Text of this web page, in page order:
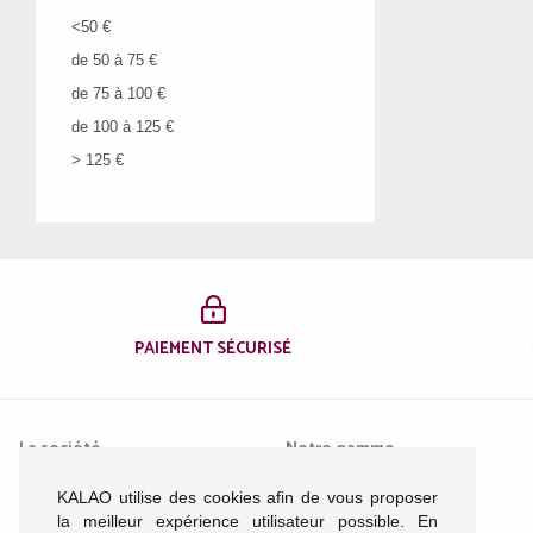
KALAO utilise des cookies afin de vous proposer
la meilleur expérience utilisateur possible. En
JACK AND JONES
JACKY DIFFUSION
JN PLUS
K.DAQUES
K.MARY
LES TROPEZIENNES
LES TROPEZIENNES ACC.
LOLLIPOPS
MAMZELLE
<50 €
de 50 à 75 €
de 75 à 100 €
de 100 à 125 €
> 125 €
PAIEMENT SÉCURISÉ
La société
Mentions légales
Notre gamme
Femme